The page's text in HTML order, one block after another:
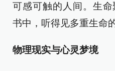
可感可触的人间。生
书中，听得见多重生命
物理现实与心灵梦境